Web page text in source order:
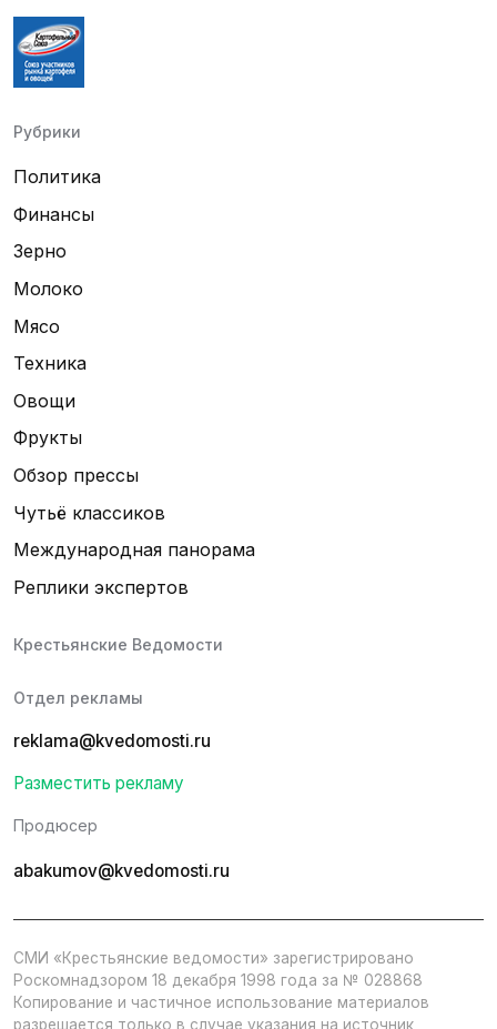
Рубрики
Политика
Финансы
Зерно
Молоко
Мясо
Техника
Овощи
Фрукты
Обзор прессы
Чутьё классиков
Международная панорама
Реплики экспертов
Крестьянские Ведомости
Отдел рекламы
reklama@kvedomosti.ru
Разместить рекламу
Продюсер
abakumov@kvedomosti.ru
СМИ «Крестьянские ведомости» зарегистрировано
Роскомнадзором 18 декабря 1998 года за № 028868
Копирование и частичное использование материалов
разрешается только в случае указания на источник